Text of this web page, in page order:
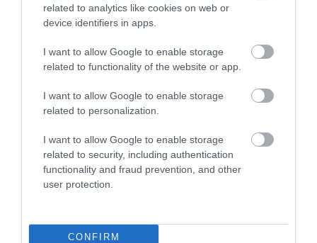
related to analytics like cookies on web or
device identifiers in apps.
I want to allow Google to enable storage
related to functionality of the website or app.
I want to allow Google to enable storage
related to personalization.
I want to allow Google to enable storage
related to security, including authentication
functionality and fraud prevention, and other
user protection.
CONFIRM
Új kutatások arra hívták fel a figyelmet,
farkaspopuláció genetikailag eltér a
térségen kívül élő társaiktól. Figyelemre
méltó, hogy a sugárfertőzött farkasok a
túlélésének esélyét.
Megdöbbentő mutáció alakult
ki a Csernobil környékén élő…
HAMU ÉS GYÉMÁNT